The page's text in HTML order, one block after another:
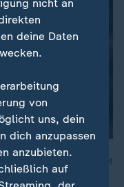
für Fußball-WM
seine Assistenten
nicht an
deine Daten
von
uns, dein
dich anzupassen
anzubieten.
auf